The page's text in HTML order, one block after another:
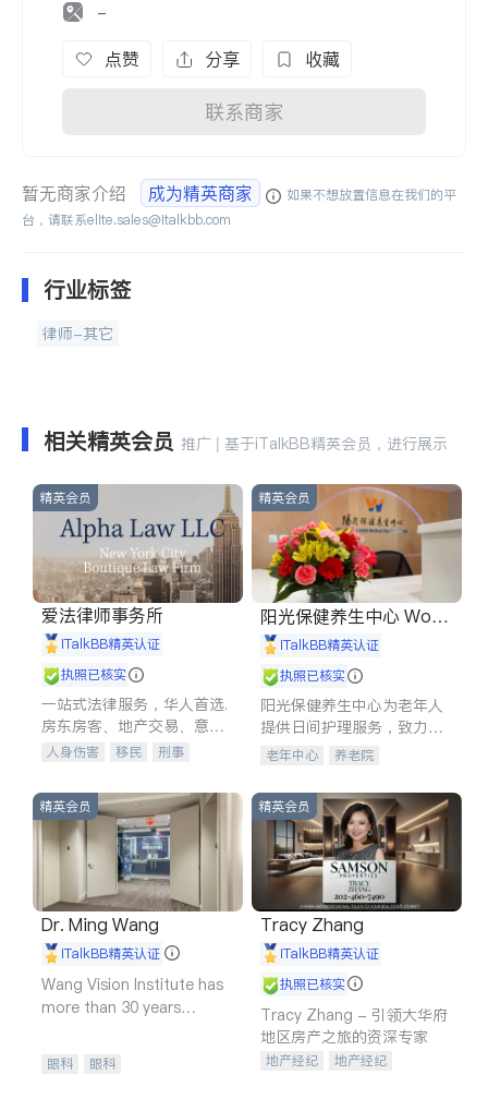
-
点赞 分享 收藏
联系商家
暂无商家介绍 成为精英商家
如果不想放置信息在我们的平
台，请联系elite.sales@italkbb.com
行业标签
律师-其它
相关精英会员 推广 | 基于iTalkBB精英会员，进行展示
精英会员
爱法律师事务所
iTalkBB精英认证
执照已核实
一站式法律服务，华人首选.
房东房客、地产交易、意外
伤害、车祸重伤、商业诉
建筑合同、刑事案件全包办
人身伤害 移民
刑事
信托/遗嘱
商业
商标注册
索赔
律师-其它
精英会员
阳光保健养生中心 World
shine
iTalkBB精英认证
执照已核实
阳光保健养生中心为老年人
提供日间护理服务，致力于
通过持续的护理创新来有效
老年中心 养老院
精英会员
Dr. Ming Wang
iTalkBB精英认证
Wang Vision Institute has
more than 30 years
眼科 眼科
精英会员
Tracy Zhang
iTalkBB精英认证
执照已核实
Tracy Zhang - 引领大华府
地区房产之旅的资深专家
地产经纪
地产经纪